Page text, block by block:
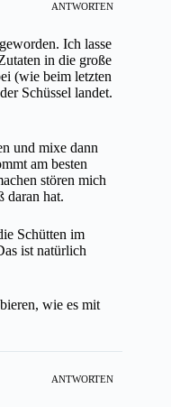
ANTWORTEN
Ich lasse
in die große
(wie beim letzten
Schüssel landet.
und mixe dann
am besten
stören mich
daran hat.
Schütten im
ist natürlich
wie es mit
ANTWORTEN